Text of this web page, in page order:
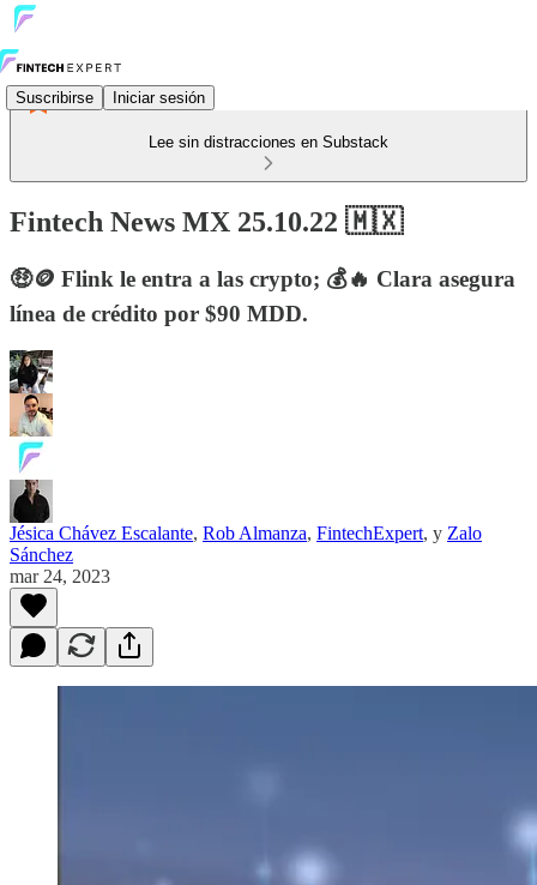
Suscribirse Iniciar sesión
Lee sin distracciones en Substack
Fintech News MX 25.10.22 🇲🇽
🤑🪙 Flink le entra a las crypto; 💰🔥 Clara asegura
línea de crédito por $90 MDD.
Jésica Chávez Escalante, Rob Almanza, FintechExpert, y Zalo
Sánchez
mar 24, 2023